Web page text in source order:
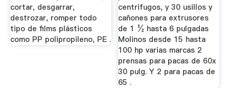
cortar, desgarrar,
destrozar, romper todo
tipo de films plásticos
como PP polipropileno, PE .
centrifugos, y 30 usillos y
cañones para extrusores
de 1 ½ hasta 6 pulgadas
Molinos desde 15 hasta
100 hp varias marcas 2
prensas para pacas de 60x
30 pulg. Y 2 para pacas de
65 .